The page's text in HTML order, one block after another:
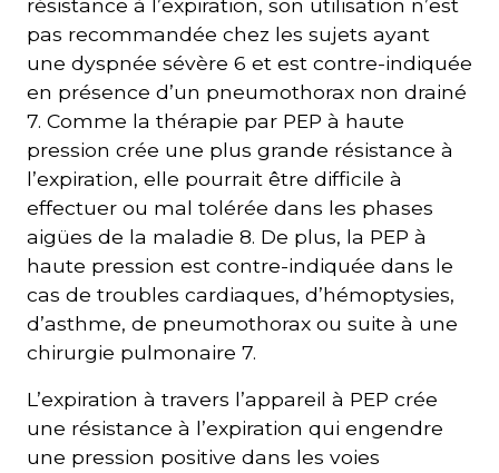
résistance à l’expiration, son utilisation n’est
pas recommandée chez les sujets ayant
une dyspnée sévère 6 et est contre-indiquée
en présence d’un pneumothorax non drainé
7. Comme la thérapie par PEP à haute
pression crée une plus grande résistance à
l’expiration, elle pourrait être difficile à
effectuer ou mal tolérée dans les phases
aigües de la maladie 8. De plus, la PEP à
haute pression est contre-indiquée dans le
cas de troubles cardiaques, d’hémoptysies,
d’asthme, de pneumothorax ou suite à une
chirurgie pulmonaire 7.
L’expiration à travers l’appareil à PEP crée
une résistance à l’expiration qui engendre
une pression positive dans les voies